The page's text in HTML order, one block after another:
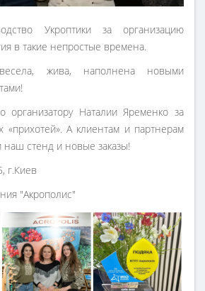
Укроптики за организацию
в такие непростые времена.
жива, наполнена новыми
организатору Наталии Яременко за
А клиентам и партнерам
наш стенд и новые заказы!
г.Киев
"Акрополис"